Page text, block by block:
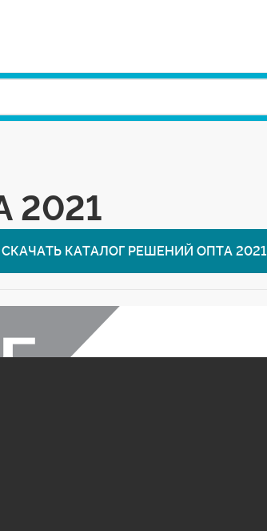
2021
СКАЧАТЬ КАТАЛОГ РЕШЕНИЙ ОПТА 2021